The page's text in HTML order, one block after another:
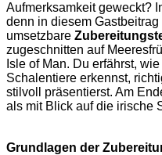
Aufmerksamkeit geweckt?
denn in diesem
umsetzbare
zugeschnitten auf
Isle of Man. Du erfährst,
Schalentiere erkennst,
stilvoll präsentierst. Am
als mit Blick auf die irische
Grundlagen der